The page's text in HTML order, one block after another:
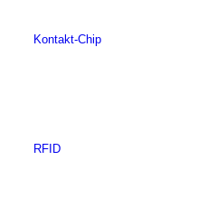
Kontakt-Chip
RFID